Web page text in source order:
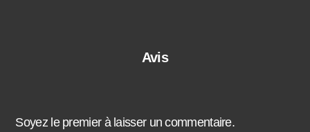
Avis
Soyez le premier à laisser un commentaire.